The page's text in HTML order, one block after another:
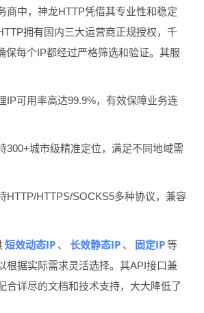
商中，神龙HTTP凭借其专业性和稳定
拥有国内三大运营商正规授权，千
保每个IP都经过严格筛选和验证。其服
IP可用率高达99.9%，有效保障业务连
300+城市级精准定位，满足不同地域需
HTTP/HTTPS/SOCKS5多种协议，兼容
短效动态IP 、 长效静态IP 、 固定IP等
根据实际需求灵活选择。其API接口兼
合详尽的文档和技术支持，大大降低了